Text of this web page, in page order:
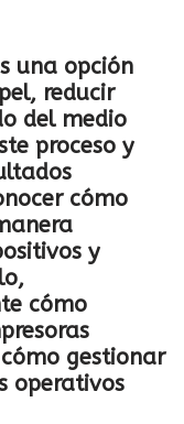
una opción
reducir
del medio
proceso y
cómo
y
cómo
gestionar
operativos